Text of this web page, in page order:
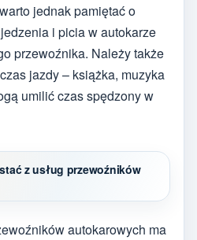
jednak pamiętać o
i picia w autokarze
przewoźnika. Należy także
jazdy – książka, muzyka
umilić czas spędzony w
z usług przewoźników
autokarowych ma